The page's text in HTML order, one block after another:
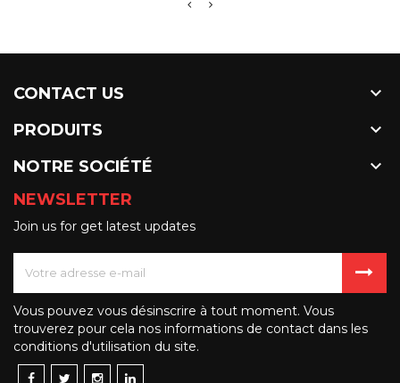
CONTACT US 
PRODUITS 
NOTRE SOCIÉTÉ 
NEWSLETTER
Join us for get latest updates
Vous pouvez vous désinscrire à tout moment. Vous
trouverez pour cela nos informations de contact dans les
conditions d'utilisation du site.